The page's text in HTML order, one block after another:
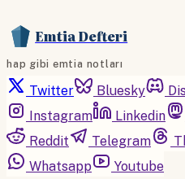
Emtia Defteri
hap gibi emtia notları
Twitter Bluesky
Instagram
Linkedin
Reddit
Telegram
Whatsapp
Youtube